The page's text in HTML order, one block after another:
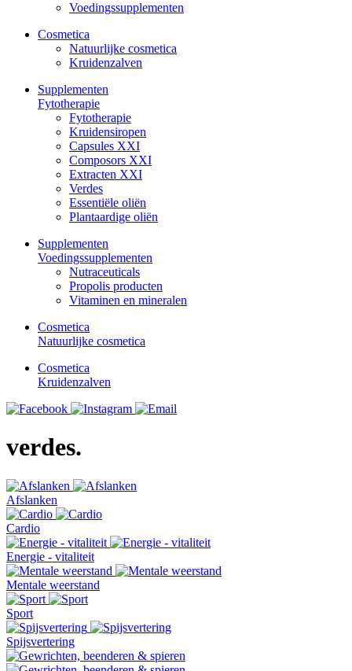
Voedingssupplementen
Cosmetica
Natuurlijke cosmetica
Kruidenzalven
Supplementen
Fytotherapie
Fytotherapie
Kruidensiropen
Capsules XXI
Composors XXI
Extracten XXI
Verdes
Essentiële oliën
Plantaardige oliën
Supplementen
Voedingssupplementen
Nutraceuticals
Propolis producten
Vitaminen en mineralen
Cosmetica
Natuurlijke cosmetica
Cosmetica
Kruidenzalven
verdes.
Afslanken
Cardio
Energie - vitaliteit
Mentale weerstand
Sport
Spijsvertering